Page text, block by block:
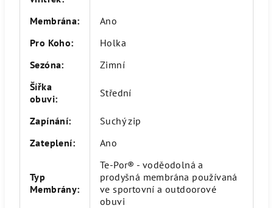
Membrána:
Ano
Pro Koho:
Holka
Sezóna:
Zimní
Šířka
obuvi: Střední
Zapínání:
Suchý zip
Zateplení: Ano
Typ
Membrány:
Te-Por® - voděodolná a
prodyšná membrána používaná
ve sportovní a outdoorové
obuvi